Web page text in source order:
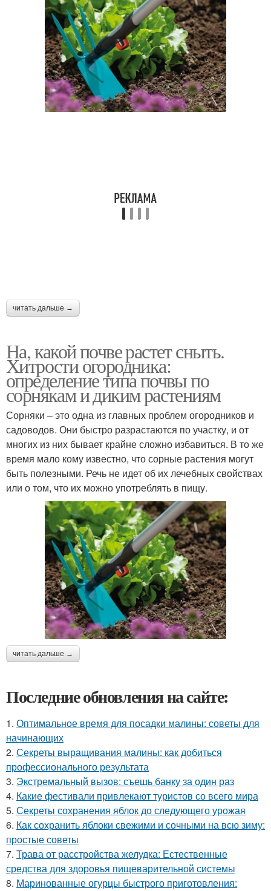
читать дальше →
На, какой почве растет сныть.
Хитрости огородника:
определение типа почвы по
сорнякам и диким растениям
Сорняки – это одна из главных проблем огородников и
садоводов. Они быстро разрастаются по участку, и от
многих из них бывает крайне сложно избавиться. В то же
время мало кому известно, что сорные растения могут
быть полезными. Речь не идет об их лечебных свойствах
или о том, что их можно употреблять в пищу.
читать дальше →
Последние обновления на сайте:
1. Оптимальное время для посадки малины: советы для
начинающих
2. Секреты выращивания малины: как добиться
профессионального результата
3. Экстремальный вызов: съешь банку за один раз
4. Какие фестивали привлекают туристов со всего мира
5. Секреты сохранения яблок до следующего урожая
6. Как сохранить яблоки свежими и сочными на всю зиму:
простые советы
7. Трава от расстройства желудка: Естественные
средства для здоровья пищеварительной системы
8. Маринованные огурцы быстрого приготовления: